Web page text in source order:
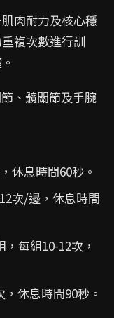
肉耐力及核心穩
複次數進行訓
、髖關節及手腕
休息時間60秒。
次/邊，休息時間
每組10-12次，
休息時間90秒。